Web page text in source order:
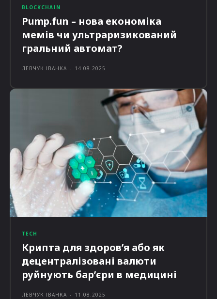
BLOCKCHAIN
Pump.fun – нова економіка
мемів чи ультраризикований
гральний автомат?
ЛЕВЧУК ІВАНКА - 14.08.2025
TECH
Крипта для здоров’я або як
децентралізовані валюти
руйнують бар’єри в медицині
ЛЕВЧУК ІВАНКА - 11.08.2025